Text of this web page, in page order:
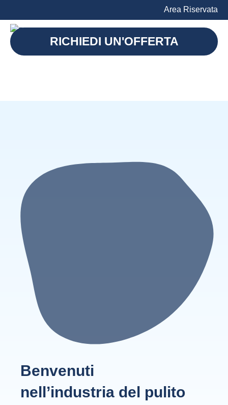
Area Riservata
RICHIEDI UN'OFFERTA
Benvenuti
nell’industria del pulito